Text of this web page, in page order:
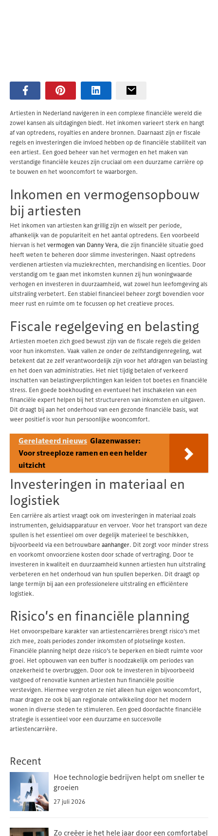
Artiesten in Nederland navigeren in een complexe financiële wereld die
zowel kansen als uitdagingen biedt. Het inkomen varieert sterk en hangt
af van optredens, royalties en andere bronnen. Daarnaast zijn er fiscale
regels en investeringen die invloed hebben op de financiële stabiliteit van
een artiest. Een goed beheer van het vermogen en het maken van
verstandige financiële keuzes zijn cruciaal om een duurzame carrière op
te bouwen en het wooncomfort te waarborgen.
Inkomen en vermogensopbouw
bij artiesten
Het inkomen van artiesten kan grillig zijn en wisselt per periode,
afhankelijk van de populariteit en het aantal optredens. Een voorbeeld
hiervan is het vermogen van Danny Vera, die zijn financiële situatie goed
heeft weten te beheren door slimme investeringen. Naast optredens
verdienen artiesten via muziekrechten, merchandising en licenties. Door
verstandig om te gaan met inkomsten kunnen zij hun woningwaarde
verhogen en investeren in duurzaamheid, wat zowel hun leefomgeving als
uitstraling verbetert. Een stabiel financieel beheer zorgt bovendien voor
meer rust en ruimte om te focussen op het creatieve proces.
Fiscale regelgeving en belasting
Artiesten moeten zich goed bewust zijn van de fiscale regels die gelden
voor hun inkomsten. Vaak vallen ze onder de zelfstandigenregeling, wat
betekent dat ze zelf verantwoordelijk zijn voor het afdragen van belasting
en het doen van administraties. Het niet tijdig betalen of verkeerd
inschatten van belastingverplichtingen kan leiden tot boetes en financiële
stress. Een goede boekhouding en eventueel het inschakelen van een
financiële expert helpen bij het structureren van inkomsten en uitgaven.
Dit draagt bij aan het onderhoud van een gezonde financiële basis, wat
weer positief is voor hun persoonlijke wooncomfort.
Gerelateerd nieuws Glazenwasser:
Voor streeploze ramen en een helder
uitzicht
Investeringen in materiaal en
logistiek
Een carrière als artiest vraagt ook om investeringen in materiaal zoals
instrumenten, geluidsapparatuur en vervoer. Voor het transport van deze
spullen is het essentieel om over degelijk materieel te beschikken,
bijvoorbeeld via een betrouwbare aanhanger. Dit zorgt voor minder stress
en voorkomt onvoorziene kosten door schade of vertraging. Door te
investeren in kwaliteit en duurzaamheid kunnen artiesten hun uitstraling
verbeteren en het onderhoud van hun spullen beperken. Dit draagt op
lange termijn bij aan een professionelere uitstraling en efficiëntere
logistiek.
Risico’s en financiële planning
Het onvoorspelbare karakter van artiestencarrières brengt risico’s met
zich mee, zoals periodes zonder inkomsten of plotselinge kosten.
Financiële planning helpt deze risico’s te beperken en biedt ruimte voor
groei. Het opbouwen van een buffer is noodzakelijk om periodes van
onzekerheid te overbruggen. Door ook te investeren in bijvoorbeeld
vastgoed of renovatie kunnen artiesten hun financiële positie
verstevigen. Hiermee vergroten ze niet alleen hun eigen wooncomfort,
maar dragen ze ook bij aan regionale ontwikkeling door het modern
wonen in diverse steden te stimuleren. Een goed doordachte financiële
strategie is essentieel voor een duurzame en succesvolle
artiestencarrière.
Recent
Hoe technologie bedrijven helpt om sneller te
groeien
27 juli 2026
Zo creëer je het hele jaar door een comfortabel